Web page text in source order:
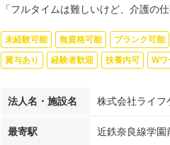
「フルタイムは難しいけど、介護の
未経験可能 無資格可能 ブランク可能
賞与あり 経験者歓迎 扶養内可 Wワ
法人名・施設名 株式会社ライフ
最寄駅 近鉄奈良線学園